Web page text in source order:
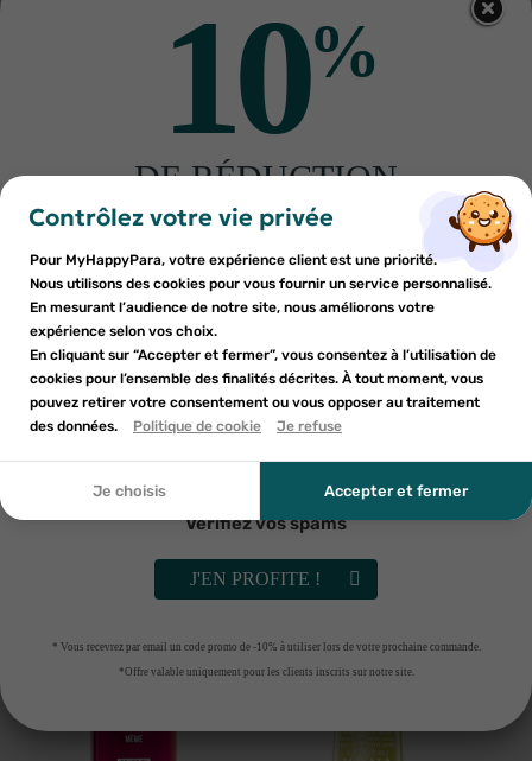
Poppy red 15ml
Manucurist Pistachio Vernis à
MAVALA
6ml
16€2811€40
MAVALA
ongles crème 217 New-York
5€483€84
-30%
Ajouter à ma liste d'envies ×
add_circle_outline
Créer une nouvelle liste
((modalTitle)) ×
((confirmMessage))
((cancelText))
((modalDeleteText))
×
Nom de la liste d'envies
Annuler
Créer une liste d'envies
×
Vous devez être connecté pour ajouter des produits à votre
liste d'envies.
Annuler
Connexion
Contrôlez votre vie privée
Pour MyHappyPara, votre expérience client est une priorité.
Nous utilisons des cookies pour vous fournir un service personnalisé.
En mesurant l’audience de notre site, nous améliorons votre
expérience selon vos choix.
En cliquant sur “Accepter et fermer”, vous consentez à l’utilisation de
cookies pour l’ensemble des finalités décrites. À tout moment, vous
pouvez retirer votre consentement ou vous opposer au traitement
des données.
Politique de cookie Je refuse
Je choisis Accepter et fermer
10%
DE RÉDUCTION
sur votre première commande
Inscrivez-vous à notre newsletter et profitez
d'une réduction sur votre première commande*
En soumettant ce formulaire, j'accepte que les
informations saisies soient utilisées dans le cadre de
ma demande et de la relation commerciale qui peut en
découler. Vous référer à la politique de confidentialité.
Vérifiez vos spams
J'EN PROFITE !
* Vous recevrez par email un code promo de -10% à utiliser lors de votre prochaine commande.
*Offre valable uniquement pour les clients inscrits sur notre site.